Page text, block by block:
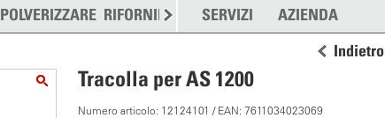
POLVERIZZARE RIFORNIRE SPARGERE ALTRO
SERVIZI AZIENDA
Indietro
Tracolla per AS 1200
Numero articolo: 12124101 / EAN: 7611034023069